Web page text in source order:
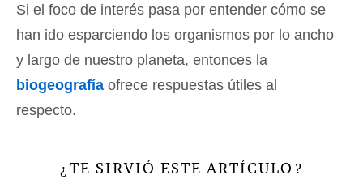
Si el foco de interés pasa por entender cómo se
han ido esparciendo los organismos por lo ancho
y largo de nuestro planeta, entonces la
biogeografía ofrece respuestas útiles al
respecto.
¿ TE SIRVIÓ ESTE ARTÍCULO ?